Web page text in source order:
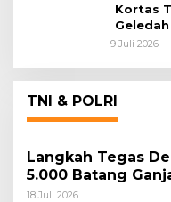
Kortas
9 Juli 2026
TNI & POLRI
Langkah Tegas
5.000 Batang
Koops TNI Habema
18 Juli 2026